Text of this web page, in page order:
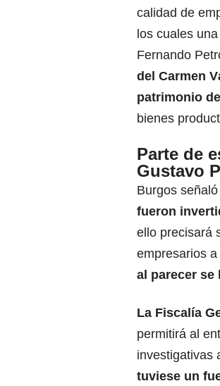
calidad de
los cuales
Fernando
del Carmen
patrimonio
bienes
Parte de
Gustavo
Burgos
fueron
ello precisará
empresarios
al parecer se
La Fiscalía
permitirá al
investigativas
tuviese un